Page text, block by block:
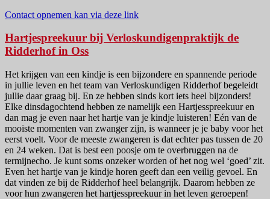
Contact opnemen kan via deze link
Hartjespreekuur bij Verloskundigenpraktijk de
Ridderhof in Oss
Het krijgen van een kindje is een bijzondere en spannende periode
in jullie leven en het team van Verloskundigen Ridderhof begeleidt
jullie daar graag bij. En ze hebben sinds kort iets heel bijzonders!
Elke dinsdagochtend hebben ze namelijk een Hartjesspreekuur en
dan mag je even naar het hartje van je kindje luisteren! Eén van de
mooiste momenten van zwanger zijn, is wanneer je je baby voor het
eerst voelt. Voor de meeste zwangeren is dat echter pas tussen de 20
en 24 weken. Dat is best een poosje om te overbruggen na de
termijnecho. Je kunt soms onzeker worden of het nog wel ‘goed’ zit.
Even het hartje van je kindje horen geeft dan een veilig gevoel. En
dat vinden ze bij de Ridderhof heel belangrijk. Daarom hebben ze
voor hun zwangeren het hartjesspreekuur in het leven geroepen!